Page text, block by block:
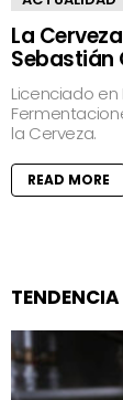
La
Sebastián
Licenciado
la Cerveza.
READ MORE